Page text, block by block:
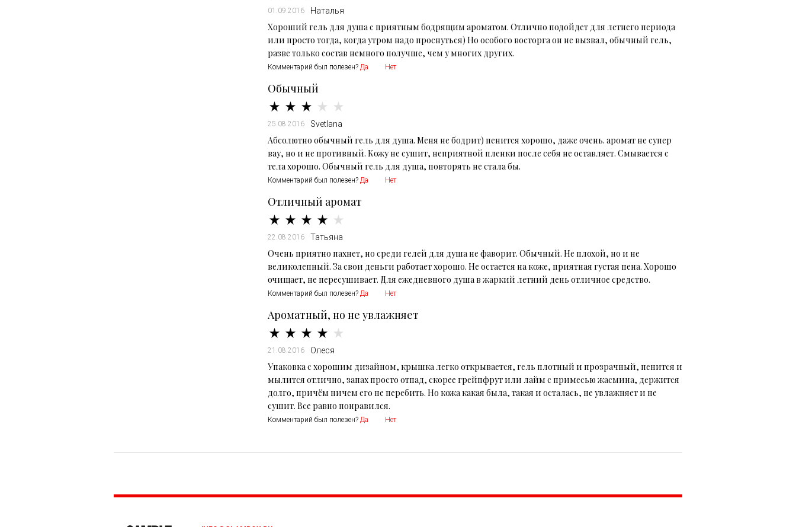
01.09.2016 Наталья
Хороший гель для душа с приятным бодрящим ароматом. Отлично подойдет для летнего периода
или просто тогда, когда утром надо проснуться) Но особого восторга он не вызвал, обычный гель,
разве только состав немного получше, чем у многих других.
Комментарий был полезен? Да Нет
Обычный
25.08.2016 Svetlana
Абсолютно обычный гель для душа. Меня не бодрит) пенится хорошо, даже очень. аромат не супер
вау, но и не противный. Кожу не сушит, неприятной пленки после себя не оставляет. Смывается с
тела хорошо. Обычный гель для душа, повторять не стала бы.
Комментарий был полезен? Да Нет
Отличный аромат
22.08.2016 Татьяна
Очень приятно пахнет, но среди гелей для душа не фаворит. Обычный. Не плохой, но и не
великолепный. За свои деньги работает хорошо. Не остается на коже, приятная густая пена. Хорошо
очищает, не пересушивает. Для ежедневного душа в жаркий летний день отличное средство.
Комментарий был полезен? Да Нет
Ароматный, но не увлажняет
21.08.2016 Олеся
Упаковка с хорошим дизайном, крышка легко открывается, гель плотный и прозрачный, пенится и
мылится отлично, запах просто отпад, скорее грейпфрут или лайм с примесью жасмина, держится
долго, причём ничем его не перебить. Но кожа какая была, такая и осталась, не увлажняет и не
сушит. Все равно понравился.
Комментарий был полезен? Да Нет